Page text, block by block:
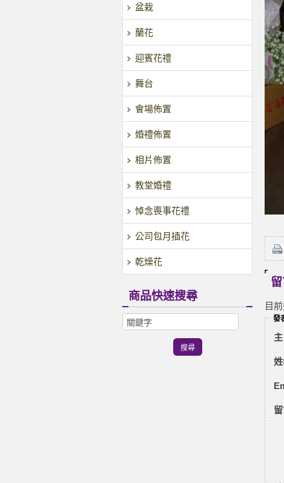
盆栽
蘭花
迎賓花禮
舞台
會場佈置
婚禮佈置
相片佈置
教堂婚禮
悼念喪事花禮
公司包月插花
乾燥花
商品快速搜尋
目
發